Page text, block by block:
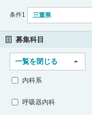
条件1 三重県
募集科目
一覧を閉じる
内科系
呼吸器内科